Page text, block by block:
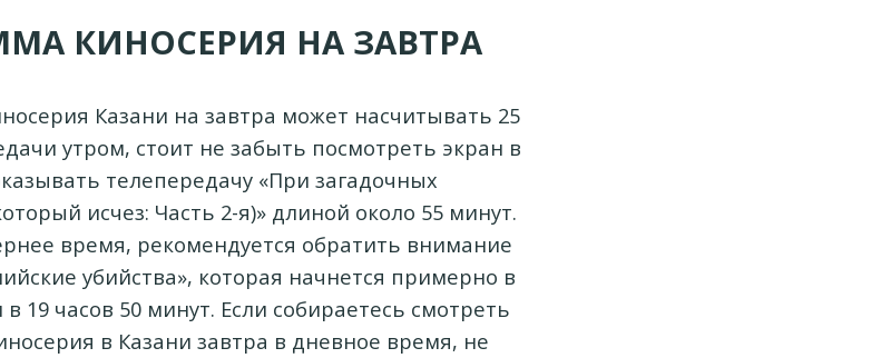
КИНОСЕРИЯ НА ЗАВТРА
Казани на завтра может насчитывать 25
утром, стоит не забыть посмотреть экран в
телепередачу «При загадочных
исчез: Часть 2-я)» длиной около 55 минут.
время, рекомендуется обратить внимание
убийства», которая начнется примерно в
19 часов 50 минут. Если собираетесь смотреть
в Казани завтра в дневное время, не